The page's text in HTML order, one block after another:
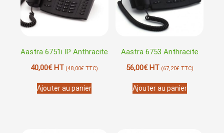
Aastra 6751i IP Anthracite
40,00€HT (48,00€ TTC)
Ajouter au panier
Aastra 6753 Anthracite
56,00€HT (67,20€TTC)
Ajouter au panier